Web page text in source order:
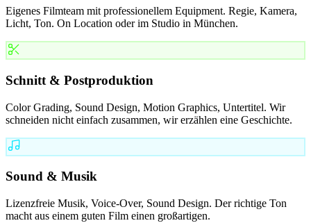
Eigenes Filmteam mit professionellem Equipment. Regie, Kamera,
Licht, Ton. On Location oder im Studio in München.
Schnitt & Postproduktion
Color Grading, Sound Design, Motion Graphics, Untertitel. Wir
schneiden nicht einfach zusammen, wir erzählen eine Geschichte.
Sound & Musik
Lizenzfreie Musik, Voice-Over, Sound Design. Der richtige Ton
macht aus einem guten Film einen großartigen.